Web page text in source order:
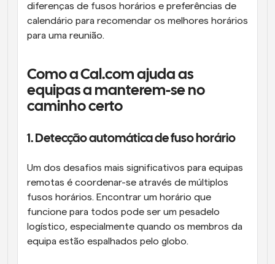
diferenças de fusos horários e preferências de
calendário para recomendar os melhores horários
para uma reunião.
Como a Cal.com ajuda as
equipas a manterem-se no
caminho certo
1. Detecção automática de fuso horário
Um dos desafios mais significativos para equipas
remotas é coordenar-se através de múltiplos
fusos horários. Encontrar um horário que
funcione para todos pode ser um pesadelo
logístico, especialmente quando os membros da
equipa estão espalhados pelo globo.